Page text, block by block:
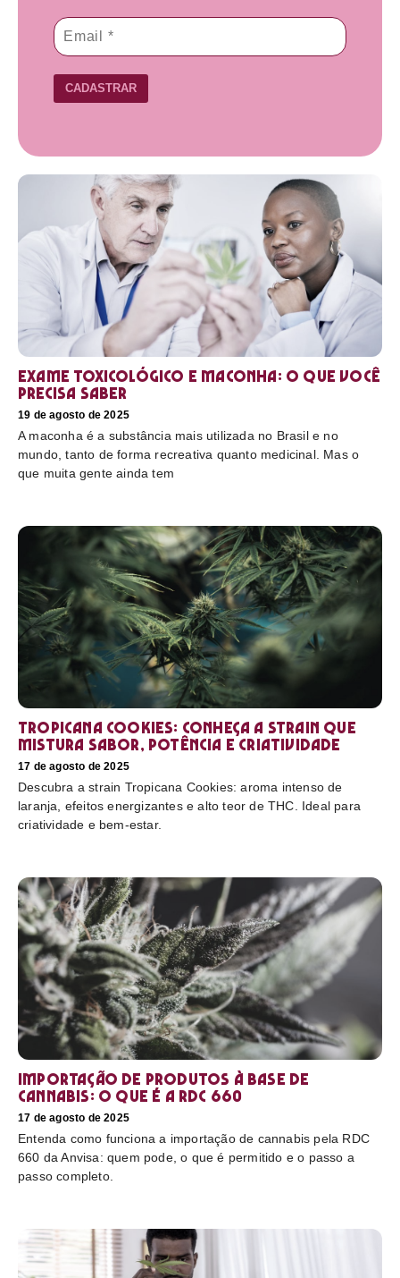
CADASTRAR
Exame toxicológico e maconha: o que você
precisa saber
19 de agosto de 2025
A maconha é a substância mais utilizada no Brasil e no
mundo, tanto de forma recreativa quanto medicinal. Mas o
que muita gente ainda tem
Tropicana Cookies: conheça a strain que
mistura sabor, potência e criatividade
17 de agosto de 2025
Descubra a strain Tropicana Cookies: aroma intenso de
laranja, efeitos energizantes e alto teor de THC. Ideal para
criatividade e bem-estar.
Importação de produtos à base de
cannabis: o que é a RDC 660
17 de agosto de 2025
Entenda como funciona a importação de cannabis pela RDC
660 da Anvisa: quem pode, o que é permitido e o passo a
passo completo.